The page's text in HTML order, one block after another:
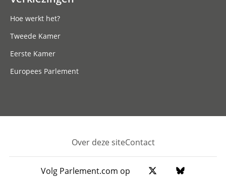
Hoe werkt het?
Tweede Kamer
Eerste Kamer
Europees Parlement
Footer
Over deze siteContact
Volg Parlement.com op